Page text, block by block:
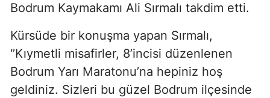
Bodrum Kaymakamı Ali Sırmalı takdim etti.
Kürsüde bir konuşma yapan Sırmalı,
‘’Kıymetli misafirler, 8’incisi düzenlenen
Bodrum Yarı Maratonu’na hepiniz hoş
geldiniz. Sizleri bu güzel Bodrum ilçesinde